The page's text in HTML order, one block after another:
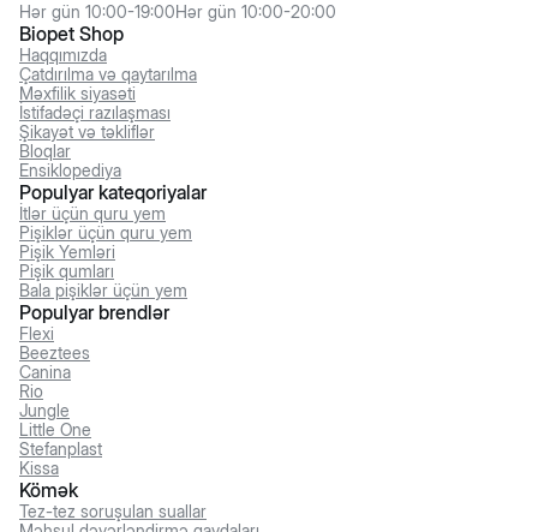
Biopet Shop
Haqqımızda
Çatdırılma və qaytarılma
Məxfilik siyasəti
İstifadəçi razılaşması
Şikayət və təkliflər
Bloqlar
Ensiklopediya
Hər gün 10:00-19:00Hər gün 10:00-20:00
Populyar kateqoriyalar
İtlər üçün quru yem
Pişiklər üçün quru yem
Pişik Yemləri
Pişik qumları
Bala pişiklər üçün yem
Populyar brendlər
Flexi
Beeztees
Canina
Rio
Jungle
Little One
Stefanplast
Kissa
Kömək
Tez-tez soruşulan suallar